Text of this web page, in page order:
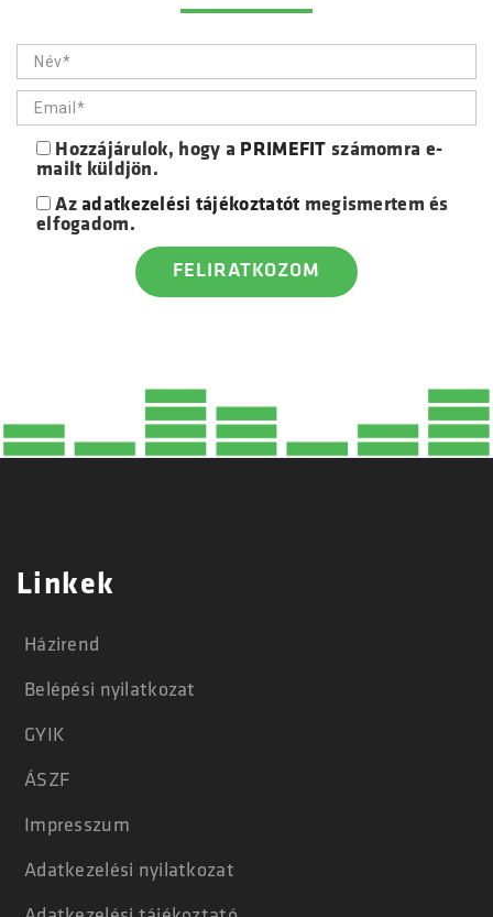
Hozzájárulok, hogy a PRIMEFIT számomra e-
mailt küldjön.
Az adatkezelési tájékoztatót megismertem és
elfogadom.
Linkek
Házirend
Belépési nyilatkozat
GYIK
ÁSZF
Impresszum
Adatkezelési nyilatkozat